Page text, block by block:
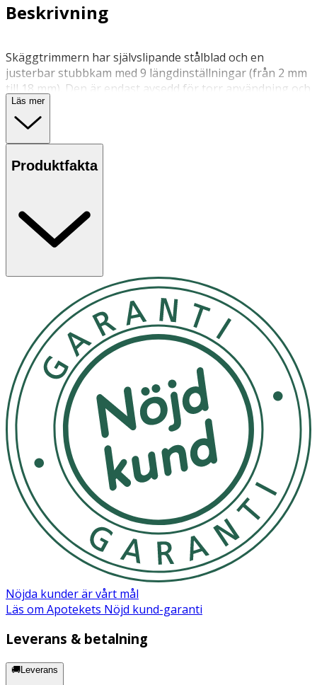
Beskrivning
Skäggtrimmern har självslipande stålblad och en
justerbar stubbkam med 9 längdinställningar (från 2 mm
till 18 mm). Den är endast avsedd för torr användning och
ger upp till 45 minuters sladdlös användningstid på en
laddningstid på 16 timmar. I förpackningen inkluderas
(1 mm till 5 mm), samt en batteridriven roterande näs-
och örontrimmer och en praktisk förvaringspåse och en
OK för gravida och ammande:
Läs mer
Produktfakta
Nöjda kunder är vårt mål
Läs om Apotekets Nöjd kund-garanti
Leverans & betalning
🚚Leverans